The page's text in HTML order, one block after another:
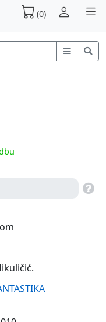
(0)